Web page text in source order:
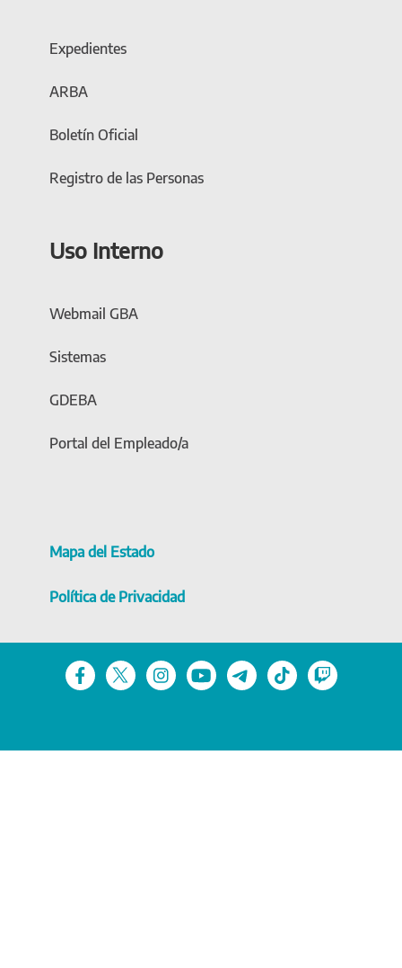
Expedientes
ARBA
Boletín Oficial
Registro de las Personas
Uso Interno
Webmail GBA
Sistemas
GDEBA
Portal del Empleado/a
Mapa del Estado
Política de Privacidad